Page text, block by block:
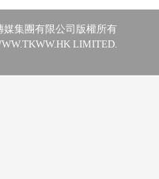
媒集團有限公司版權所有
LIMITED.